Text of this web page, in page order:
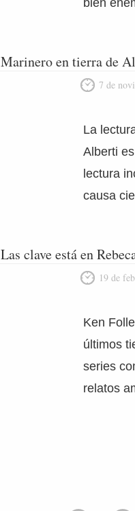
bien
Marinero en tierra de
7 de
La
Alberti
lectura
causa
Las clave está en
19 de
Ken
últimos
series
relatos